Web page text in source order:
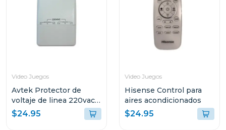
Video Juegos
Avtek Protector de
voltaje de linea 220vac
cortacorriente pabb-
b230
$24.95
Video Juegos
Hisense Control para
aires acondicionados
$24.95